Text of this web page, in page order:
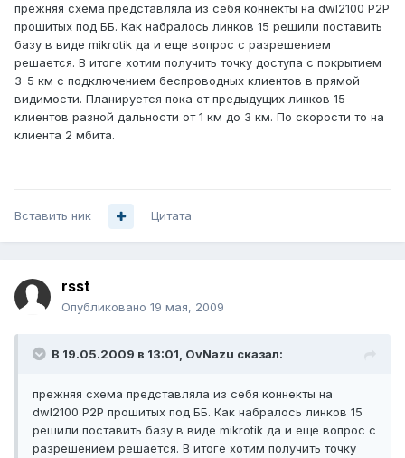
прежняя схема представляла из себя коннекты на dwl2100 P2P
прошитых под ББ. Как набралось линков 15 решили поставить
базу в виде mikrotik да и еще вопрос с разрешением
решается. В итоге хотим получить точку доступа с покрытием
3-5 км с подключением беспроводных клиентов в прямой
видимости. Планируется пока от предыдущих линков 15
клиентов разной дальности от 1 км до 3 км. По скорости то на
клиента 2 мбита.
Вставить ник Цитата
rsst
Опубликовано 19 мая, 2009
В 19.05.2009 в 13:01, OvNazu сказал:
прежняя схема представляла из себя коннекты на
dwl2100 P2P прошитых под ББ. Как набралось линков 15
решили поставить базу в виде mikrotik да и еще вопрос с
разрешением решается. В итоге хотим получить точку